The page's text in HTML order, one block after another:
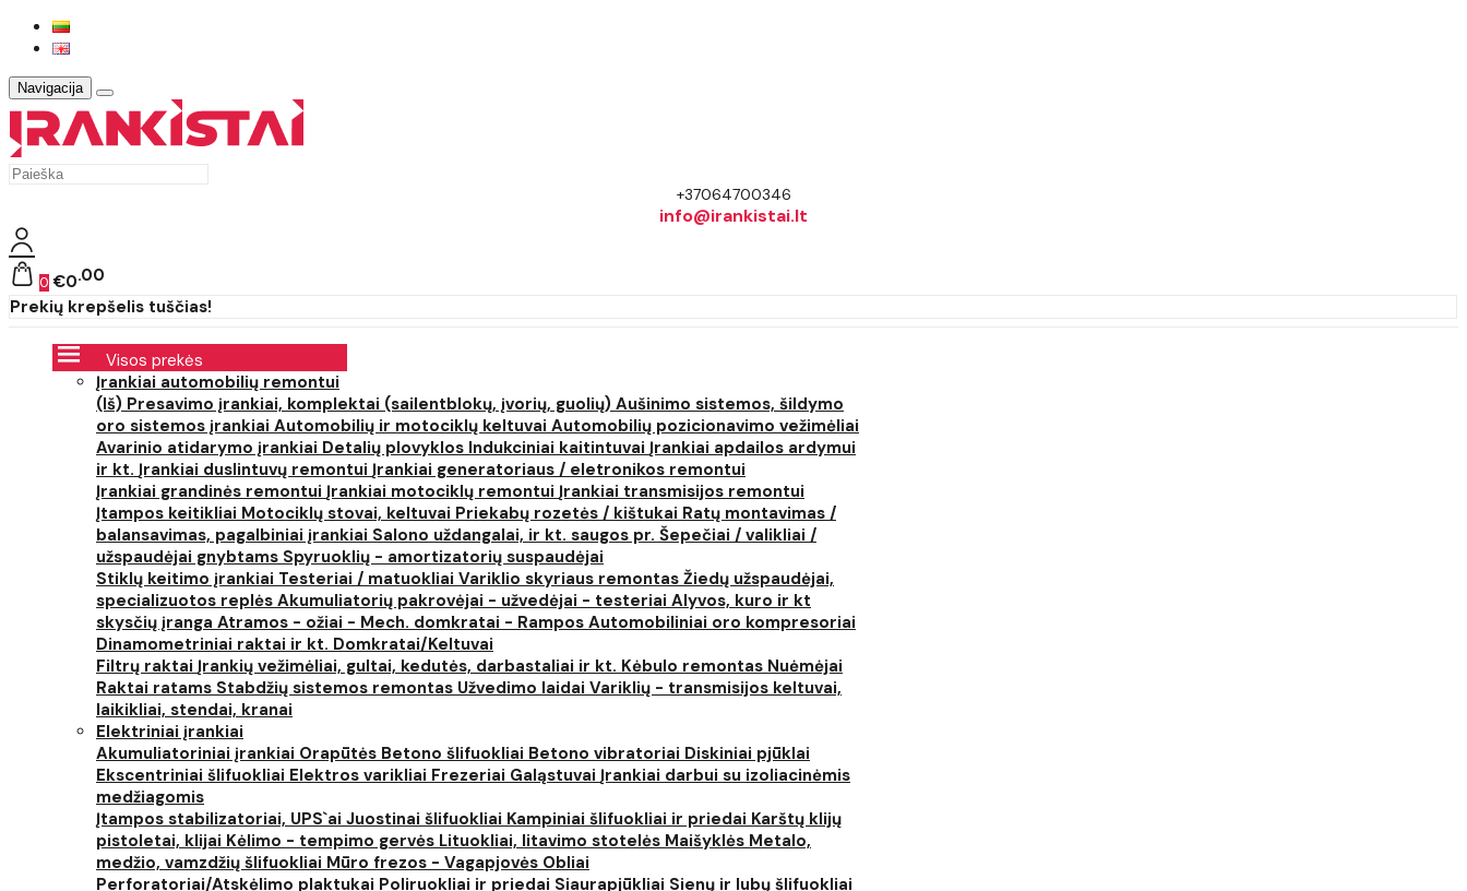
Navigacija
+37064700346
info@irankistai.lt
0 €0 00
Prekių krepšelis tuščias!
Visos prekės
Įrankiai automobilių remontui
(Iš) Presavimo įrankiai, komplektai (sailentblokų, įvorių, guolių) Aušinimo sistemos, šildymo
oro sistemos įrankiai Automobilių ir motociklų keltuvai Automobilių pozicionavimo vežimėliai
Avarinio atidarymo įrankiai Detalių plovyklos Indukciniai kaitintuvai Įrankiai apdailos ardymui
ir kt. Įrankiai duslintuvų remontui Įrankiai generatoriaus / eletronikos remontui
Įrankiai grandinės remontui Įrankiai motociklų remontui Įrankiai transmisijos remontui
Įtampos keitikliai Motociklų stovai, keltuvai Priekabų rozetės / kištukai Ratų montavimas /
balansavimas, pagalbiniai įrankiai Salono uždangalai, ir kt. saugos pr. Šepečiai / valikliai /
užspaudėjai gnybtams Spyruoklių - amortizatorių suspaudėjai
Stiklų keitimo įrankiai Testeriai / matuokliai Variklio skyriaus remontas Žiedų užspaudėjai,
specializuotos replės Akumuliatorių pakrovėjai - užvedėjai - testeriai Alyvos, kuro ir kt
skysčių įranga Atramos - ožiai - Mech. domkratai - Rampos Automobiliniai oro kompresoriai
Dinamometriniai raktai ir kt. Domkratai/Keltuvai
Filtrų raktai Įrankių vežimėliai, gultai, kedutės, darbastaliai ir kt. Kėbulo remontas Nuėmėjai
Raktai ratams Stabdžių sistemos remontas Užvedimo laidai Variklių - transmisijos keltuvai,
laikikliai, stendai, kranai
Elektriniai įrankiai
Akumuliatoriniai įrankiai Orapūtės Betono šlifuokliai Betono vibratoriai Diskiniai pjūklai
Ekscentriniai šlifuokliai Elektros varikliai Frezeriai Galąstuvai Įrankiai darbui su izoliacinėmis
medžiagomis
Įtampos stabilizatoriai, UPS`ai Juostinai šlifuokliai Kampiniai šlifuokliai ir priedai Karštų klijų
pistoletai, klijai Kėlimo - tempimo gervės Lituokliai, litavimo stotelės Maišyklės Metalo,
medžio, vamzdžių šlifuokliai Mūro frezos - Vagapjovės Obliai
Perforatoriai/Atskėlimo plaktukai Poliruokliai ir priedai Siaurapjūkliai Sienų ir lubų šlifuokliai